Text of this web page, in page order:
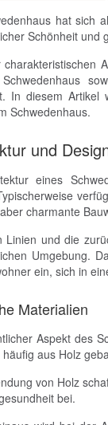
hat sich
Schönheit und
charakteristischen
In diesem
Schwedenhaus.
und
eines
charmante
Linien und die
Umgebung.
ein, sich in
Materialien
Aspekt des
häufig aus Holz
von Holz
bei.